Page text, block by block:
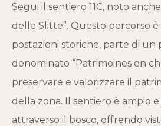
Segui il sentiero 11C, noto
delle Slitte”. Questo percorso
postazioni storiche, parte di un
denominato “Patrimoines en
preservare e valorizzare il
della zona. Il sentiero è ampio
attraverso il bosco, offrendo